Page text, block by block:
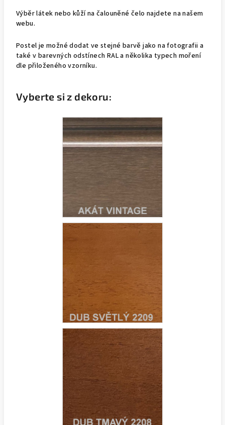
Výběr látek nebo kůží na čalouněné čelo najdete na našem
webu.
Postel je možné dodat ve stejné barvě jako na fotografii a
také v barevných odstínech RAL a několika typech moření
dle přiloženého vzorníku.
Vyberte si z dekoru: